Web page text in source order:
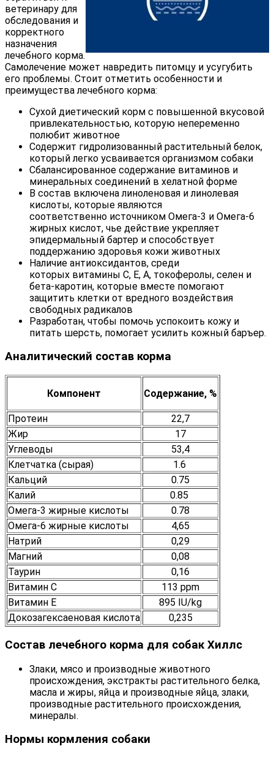
ветеринару для
обследования и
корректного
назначения
лечебного корма.
Самолечение может навредить питомцу и усугубить
его проблемы. Стоит отметить особенности и
преимущества лечебного корма:
Сухой диетический корм с повышенной вкусовой
привлекательностью, которую непеременно
полюбит животное
Содержит гидролизованный растительный белок,
который легко усваивается организмом собаки
Сбалансированное содержание витаминов и
минеральных соединений в хелатной форме
В состав включена линоленовая и линолевая
кислоты, которые являются
соответственно источником Омега-3 и Омега-6
жирных кислот, чье действие укрепляет
эпидермальный бартер и способствует
поддержанию здоровья кожи животных
Наличие антиоксидантов, среди
которых витамины C, E, A, токоферолы, селен и
бета-каротин, которые вместе помогают
защитить клетки от вредного воздействия
свободных радикалов
Разработан, чтобы помочь успокоить кожу и
питать шерсть, помогает усилить кожный баръер.
Аналитический состав корма
Компонент Содержание, %
Протеин
22,7
Жир
17
Углеводы
53,4
Клетчатка (сырая)
1.6
Кальций
0.75
Калий
0.85
Омега-3 жирные кислоты
0.78
Омега-6 жирные кислоты
4,65
Натрий
0,29
Магний
0,08
Таурин
0,16
Витамин С
113 ppm
Витамин Е
895 IU/kg
Докозагексаеновая кислота
0,235
Состав лечебного корма для собак Хиллс
Злаки, мясо и производные животного
происхождения, экстракты растительного белка,
масла и жиры, яйца и производные яйца, злаки,
производные растительного происхождения,
минералы.
Нормы кормления собаки